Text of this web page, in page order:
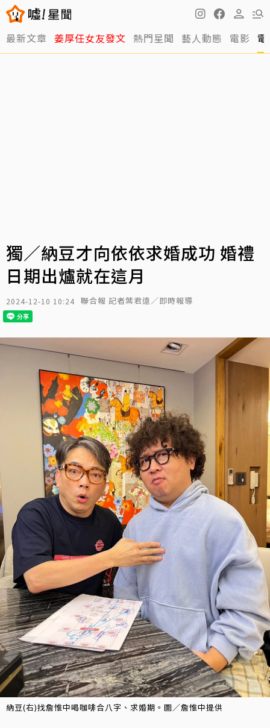
最新文章 姜厚任女友發文 熱門星聞 藝人動態 電影
獨／納豆才向依依求婚成功 婚禮
日期出爐就在這月
2024-12-10 10:24 聯合報 記者葉君遠／即時報導
納豆(右)找詹惟中喝咖啡合八字、求婚期。圖／詹惟中提供